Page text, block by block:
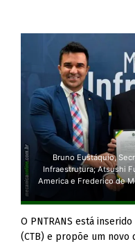
Bruno Eustáquio,
Infraestrutura; Atsushi
America e Frederico de
O PNTRANS está
(CTB) e propõe um novo